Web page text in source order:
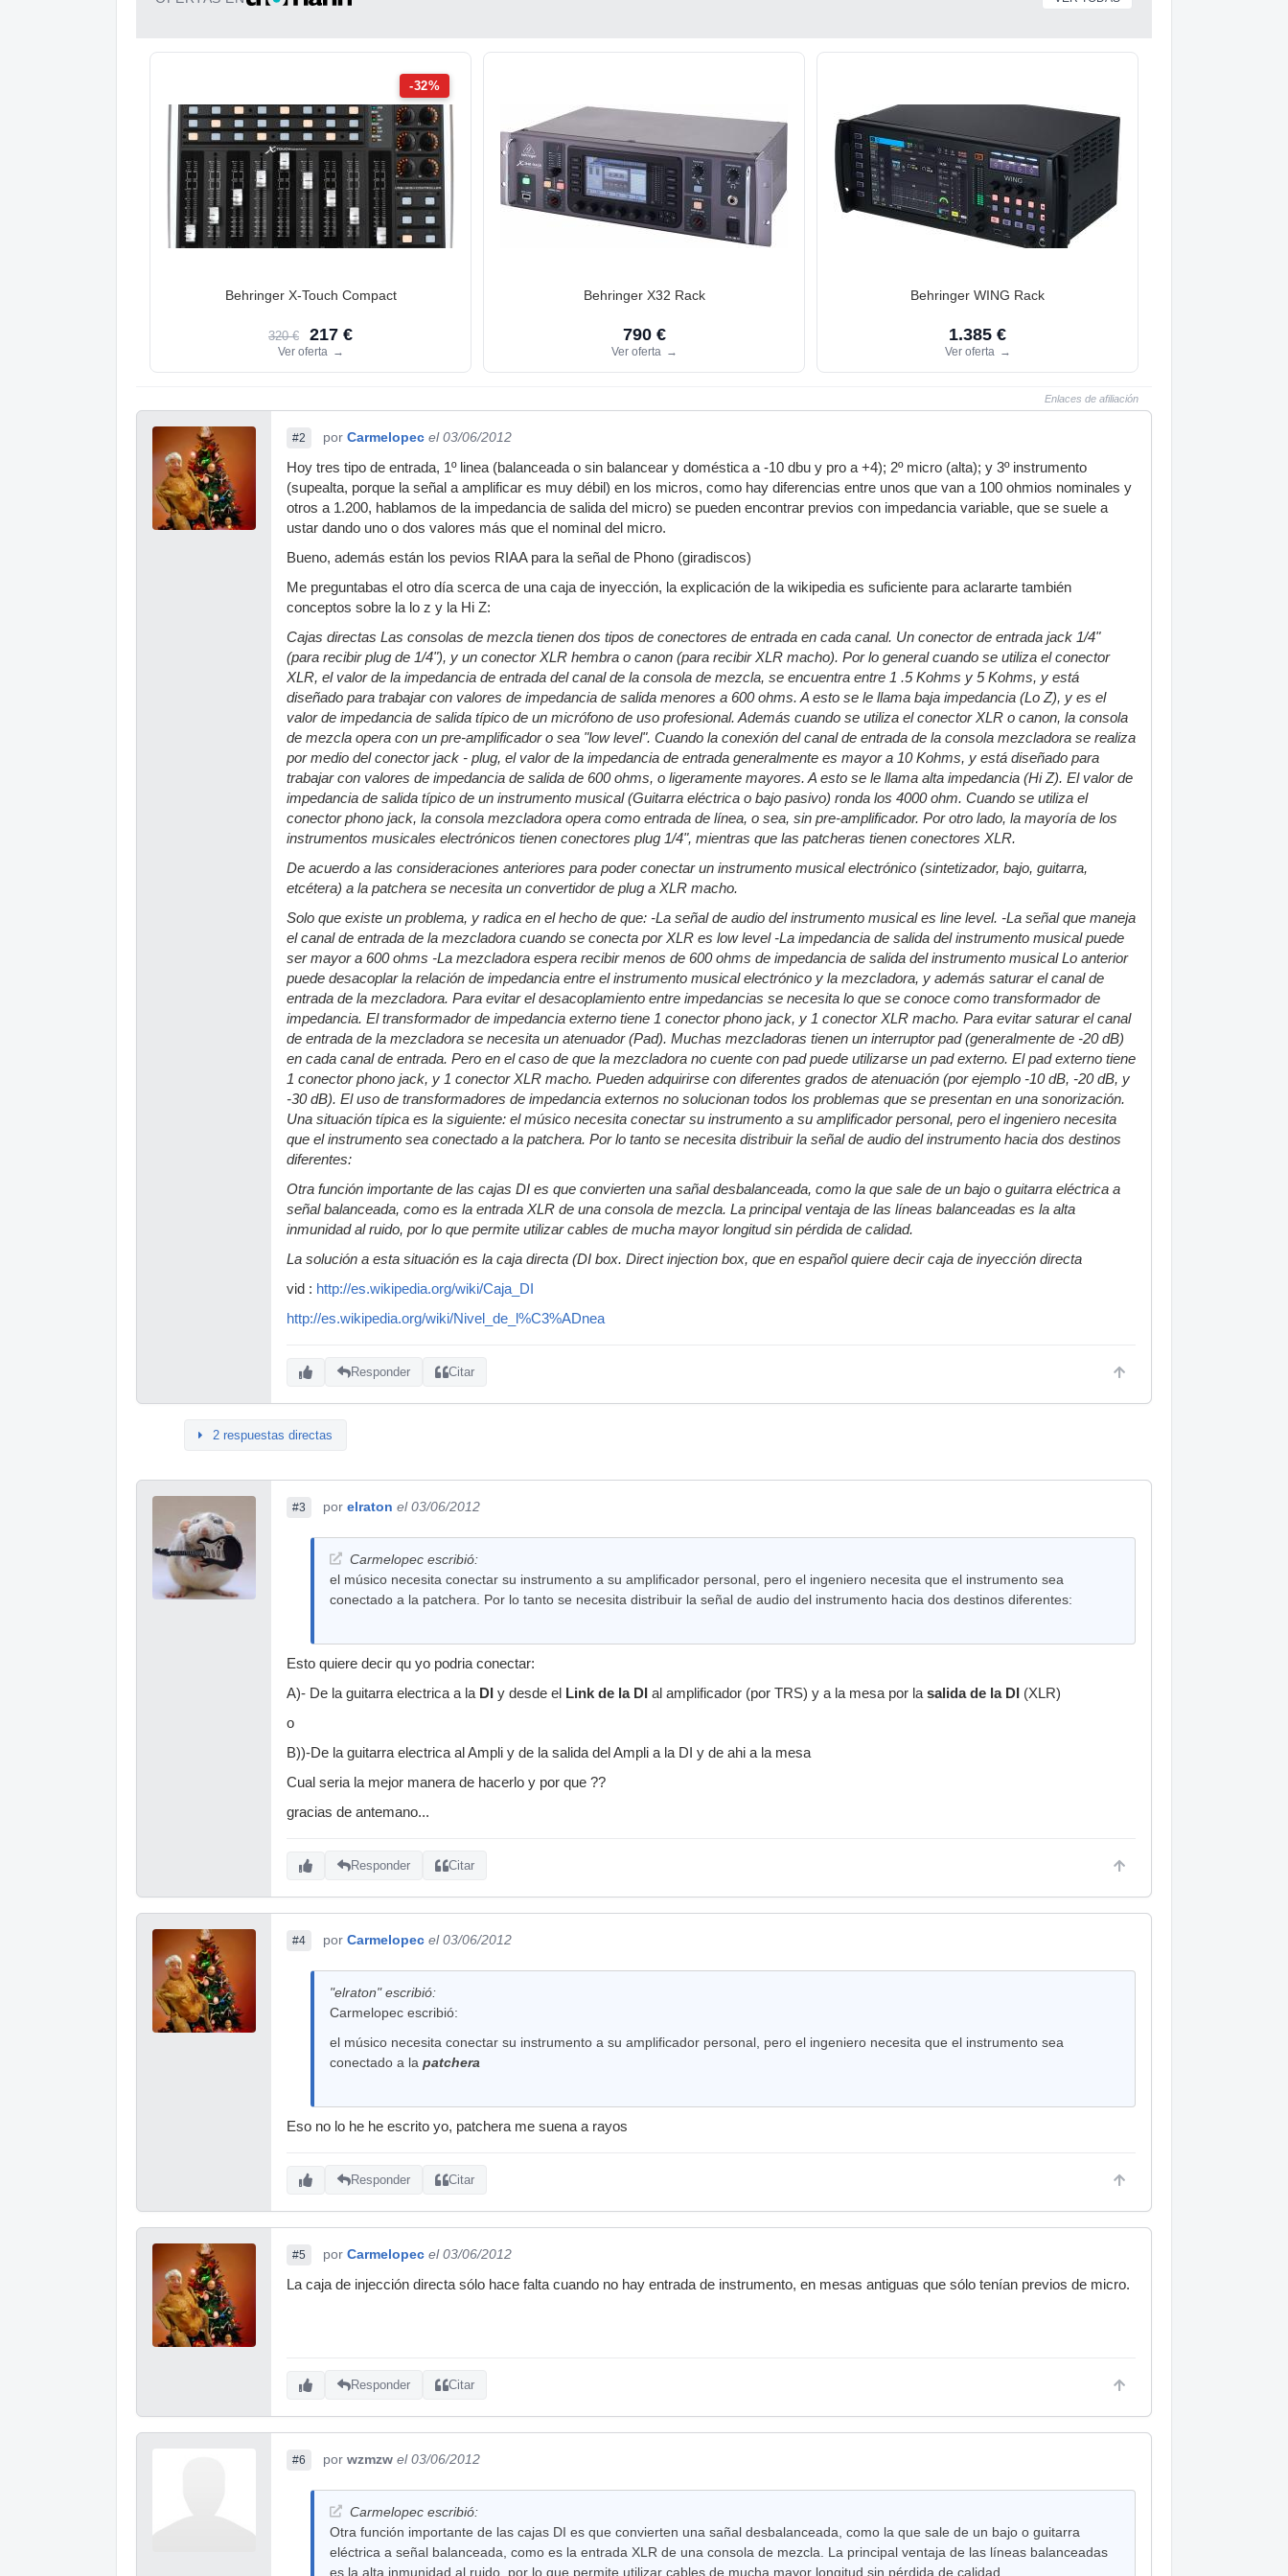
-32%
Behringer X-Touch Compact
320 € 217 €
Ver oferta →
Behringer X32 Rack
790 €
Ver oferta →
Behringer WING Rack
1.385 €
Ver oferta →
Enlaces de afiliación
#2 por Carmelopec el 03/06/2012
Hoy tres tipo de entrada, 1º linea (balanceada o sin balancear y doméstica a -10 dbu y pro a +4); 2º micro (alta); y 3º instrumento
(supealta, porque la señal a amplificar es muy débil) en los micros, como hay diferencias entre unos que van a 100 ohmios nominales y
otros a 1.200, hablamos de la impedancia de salida del micro) se pueden encontrar previos con impedancia variable, que se suele a
ustar dando uno o dos valores más que el nominal del micro.
Bueno, además están los pevios RIAA para la señal de Phono (giradiscos)
Me preguntabas el otro día scerca de una caja de inyección, la explicación de la wikipedia es suficiente para aclararte también
conceptos sobre la lo z y la Hi Z:
Cajas directas Las consolas de mezcla tienen dos tipos de conectores de entrada en cada canal. Un conector de entrada jack 1/4"
(para recibir plug de 1/4"), y un conector XLR hembra o canon (para recibir XLR macho). Por lo general cuando se utiliza el conector
XLR, el valor de la impedancia de entrada del canal de la consola de mezcla, se encuentra entre 1 .5 Kohms y 5 Kohms, y está
diseñado para trabajar con valores de impedancia de salida menores a 600 ohms. A esto se le llama baja impedancia (Lo Z), y es el
valor de impedancia de salida típico de un micrófono de uso profesional. Además cuando se utiliza el conector XLR o canon, la consola
de mezcla opera con un pre-amplificador o sea "low level". Cuando la conexión del canal de entrada de la consola mezcladora se realiza
por medio del conector jack - plug, el valor de la impedancia de entrada generalmente es mayor a 10 Kohms, y está diseñado para
trabajar con valores de impedancia de salida de 600 ohms, o ligeramente mayores. A esto se le llama alta impedancia (Hi Z). El valor de
impedancia de salida típico de un instrumento musical (Guitarra eléctrica o bajo pasivo) ronda los 4000 ohm. Cuando se utiliza el
conector phono jack, la consola mezcladora opera como entrada de línea, o sea, sin pre-amplificador. Por otro lado, la mayoría de los
instrumentos musicales electrónicos tienen conectores plug 1/4", mientras que las patcheras tienen conectores XLR.
De acuerdo a las consideraciones anteriores para poder conectar un instrumento musical electrónico (sintetizador, bajo, guitarra,
etcétera) a la patchera se necesita un convertidor de plug a XLR macho.
Solo que existe un problema, y radica en el hecho de que: -La señal de audio del instrumento musical es line level. -La señal que maneja
el canal de entrada de la mezcladora cuando se conecta por XLR es low level -La impedancia de salida del instrumento musical puede
ser mayor a 600 ohms -La mezcladora espera recibir menos de 600 ohms de impedancia de salida del instrumento musical Lo anterior
puede desacoplar la relación de impedancia entre el instrumento musical electrónico y la mezcladora, y además saturar el canal de
entrada de la mezcladora. Para evitar el desacoplamiento entre impedancias se necesita lo que se conoce como transformador de
impedancia. El transformador de impedancia externo tiene 1 conector phono jack, y 1 conector XLR macho. Para evitar saturar el canal
de entrada de la mezcladora se necesita un atenuador (Pad). Muchas mezcladoras tienen un interruptor pad (generalmente de -20 dB)
en cada canal de entrada. Pero en el caso de que la mezcladora no cuente con pad puede utilizarse un pad externo. El pad externo tiene
1 conector phono jack, y 1 conector XLR macho. Pueden adquirirse con diferentes grados de atenuación (por ejemplo -10 dB, -20 dB, y
-30 dB). El uso de transformadores de impedancia externos no solucionan todos los problemas que se presentan en una sonorización.
Una situación típica es la siguiente: el músico necesita conectar su instrumento a su amplificador personal, pero el ingeniero necesita
que el instrumento sea conectado a la patchera. Por lo tanto se necesita distribuir la señal de audio del instrumento hacia dos destinos
diferentes:
Otra función importante de las cajas DI es que convierten una sañal desbalanceada, como la que sale de un bajo o guitarra eléctrica a
señal balanceada, como es la entrada XLR de una consola de mezcla. La principal ventaja de las líneas balanceadas es la alta
inmunidad al ruido, por lo que permite utilizar cables de mucha mayor longitud sin pérdida de calidad.
La solución a esta situación es la caja directa (DI box. Direct injection box, que en español quiere decir caja de inyección directa
vid : http://es.wikipedia.org/wiki/Caja_DI
http://es.wikipedia.org/wiki/Nivel_de_l%C3%ADnea
Responder Citar
2 respuestas directas
#3 por elraton el 03/06/2012
Carmelopec escribió:
el músico necesita conectar su instrumento a su amplificador personal, pero el ingeniero necesita que el instrumento sea
conectado a la patchera. Por lo tanto se necesita distribuir la señal de audio del instrumento hacia dos destinos diferentes:
Esto quiere decir qu yo podria conectar:
A)- De la guitarra electrica a la DI y desde el Link de la DI al amplificador (por TRS) y a la mesa por la salida de la DI (XLR)
o
B))-De la guitarra electrica al Ampli y de la salida del Ampli a la DI y de ahi a la mesa
Cual seria la mejor manera de hacerlo y por que ??
gracias de antemano...
Responder Citar
#4 por Carmelopec el 03/06/2012
"elraton" escribió:
Carmelopec escribió:
el músico necesita conectar su instrumento a su amplificador personal, pero el ingeniero necesita que el instrumento sea
conectado a la patchera
Eso no lo he he escrito yo, patchera me suena a rayos
Responder Citar
#5 por Carmelopec el 03/06/2012
La caja de injección directa sólo hace falta cuando no hay entrada de instrumento, en mesas antiguas que sólo tenían previos de micro.
Responder Citar
#6 por wzmzw el 03/06/2012
Carmelopec escribió:
Otra función importante de las cajas DI es que convierten una sañal desbalanceada, como la que sale de un bajo o guitarra
eléctrica a señal balanceada, como es la entrada XLR de una consola de mezcla. La principal ventaja de las líneas balanceadas
es la alta inmunidad al ruido, por lo que permite utilizar cables de mucha mayor longitud sin pérdida de calidad.